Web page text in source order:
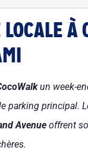
À
un week-
parking principal.
Avenueoffrent